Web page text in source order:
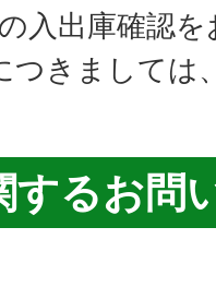
入出庫確認
つきましては
するお問